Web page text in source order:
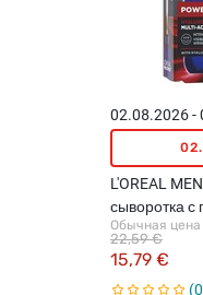
02.08.2026 -
L'OREAL
сыворотка с
кислотой
Обычная цена
15,79 €
22,59 €
0